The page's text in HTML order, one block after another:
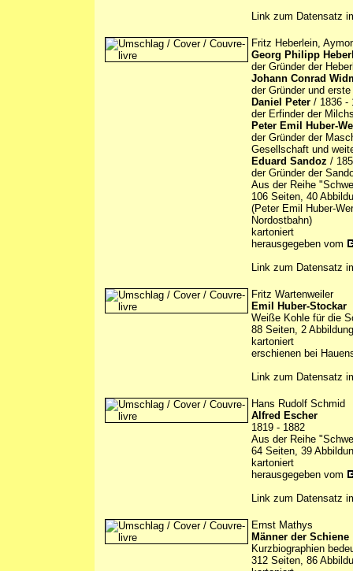
Link zum Datensatz
Fritz Heberlein,
Georg Philipp
der Gründer der
Johann Conrad
der Gründer und
Daniel Peter / 1836 -
der Erfinder der
Peter Emil Huber-
der Gründer der
Gesellschaft und
Eduard Sandoz /
der Gründer der
Aus der Reihe
106 Seiten, 40
(Peter Emil Huber-
Nordostbahn)
kartoniert
herausgegeben vom
Link zum Datensatz
Fritz Wartenweiler
Emil Huber-Stockar
Weiße Kohle für die
88 Seiten, 2
kartoniert
erschienen bei
Link zum Datensatz
Hans Rudolf Schmid
Alfred Escher
1819 - 1882
Aus der Reihe
64 Seiten, 39
kartoniert
herausgegeben vom
Link zum Datensatz
Ernst Mathys
Männer der Schiene
Kurzbiographien
312 Seiten, 86